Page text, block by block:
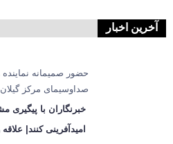
آخرین اخبار
حضور صمیمانه نماینده
صداوسیمای مرکز
خبرنگاران با پیگیری
امیدآفرینی کنند|